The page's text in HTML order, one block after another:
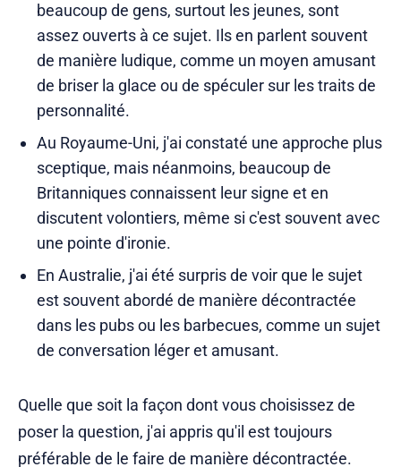
beaucoup de gens, surtout les jeunes, sont
assez ouverts à ce sujet. Ils en parlent souvent
de manière ludique, comme un moyen amusant
de briser la glace ou de spéculer sur les traits de
personnalité.
Au Royaume-Uni, j'ai constaté une approche plus
sceptique, mais néanmoins, beaucoup de
Britanniques connaissent leur signe et en
discutent volontiers, même si c'est souvent avec
une pointe d'ironie.
En Australie, j'ai été surpris de voir que le sujet
est souvent abordé de manière décontractée
dans les pubs ou les barbecues, comme un sujet
de conversation léger et amusant.
Quelle que soit la façon dont vous choisissez de
poser la question, j'ai appris qu'il est toujours
préférable de le faire de manière décontractée.